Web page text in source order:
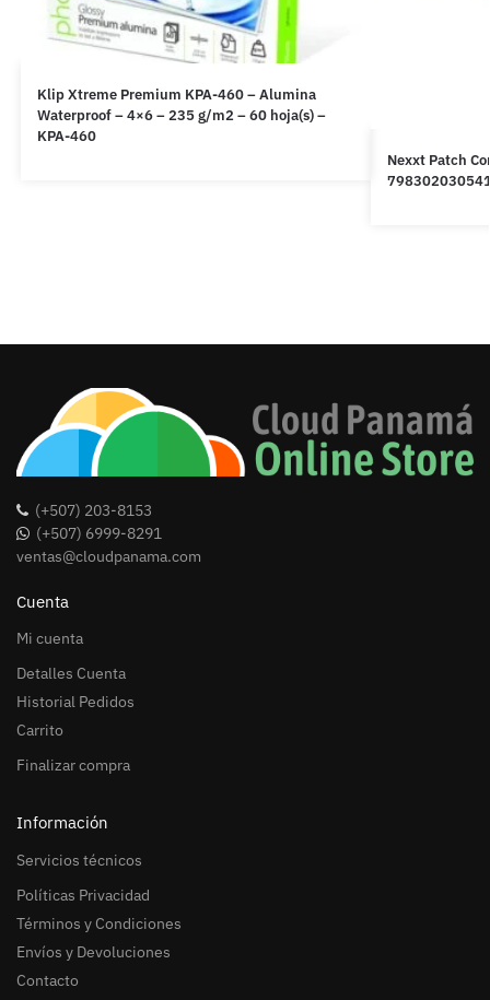
Klip Xtreme Premium KPA-460 – Alumina
Waterproof – 4×6 – 235 g/m2 – 60 hoja(s) –
KPA-460
Nexxt Patch
(+507) 203-8153
(+507) 6999-8291
ventas@cloudpanama.com
Cuenta
Mi cuenta
Detalles Cuenta
Historial Pedidos
Carrito
Finalizar compra
Información
Servicios técnicos
Políticas Privacidad
Términos y Condiciones
Envíos y Devoluciones
Contacto